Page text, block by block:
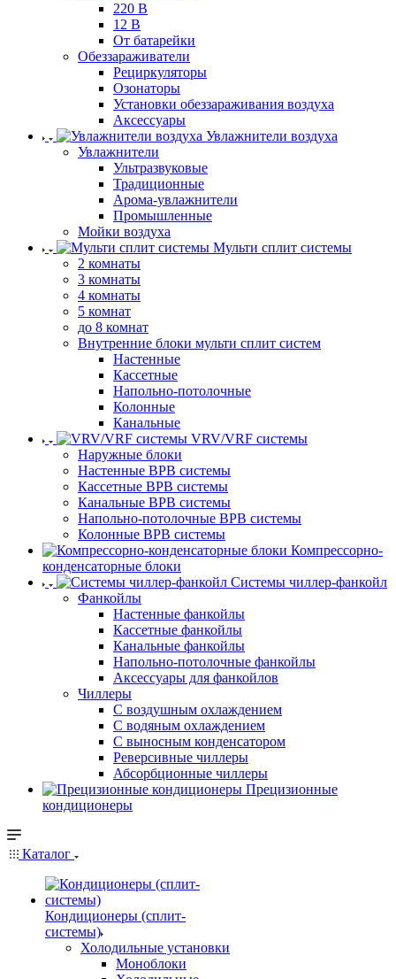
220 В
12 В
От батарейки
Обеззараживатели
Рециркуляторы
Озонаторы
Установки обеззараживания воздуха
Аксессуары
Увлажнители воздуха
Увлажнители
Ультразвуковые
Традиционные
Арома-увлажнители
Промышленные
Мойки воздуха
Мульти сплит системы
2 комнаты
3 комнаты
4 комнаты
5 комнат
до 8 комнат
Внутренние блоки мульти сплит систем
Настенные
Кассетные
Напольно-потолочные
Колонные
Канальные
VRV/VRF системы
Наружные блоки
Настенные ВРВ системы
Кассетные ВРВ системы
Канальные ВРВ системы
Напольно-потолочные ВРВ системы
Колонные ВРВ системы
Компрессорно-
конденсаторные блоки
Системы чиллер-фанкойл
Фанкойлы
Настенные фанкойлы
Кассетные фанкойлы
Канальные фанкойлы
Напольно-потолочные фанкойлы
Аксессуары для фанкойлов
Чиллеры
С воздушным охлаждением
С водяным охлаждением
С выносным конденсатором
Реверсивные чиллеры
Абсорбционные чиллеры
Прецизионные
кондиционеры
Каталог
Кондиционеры (сплит-
системы)
Холодильные установки
Моноблоки